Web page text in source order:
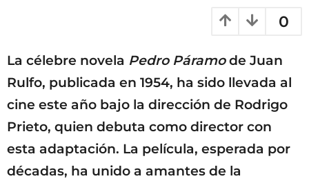
0
La célebre novela Pedro Páramode Juan
Rulfo, publicada en 1954, ha sido llevada al
cine este año bajo la dirección de Rodrigo
Prieto, quien debuta como director con
esta adaptación. La película, esperada por
décadas, ha unido a amantes de la